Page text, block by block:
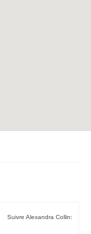
Suivre Alexandra Collin: